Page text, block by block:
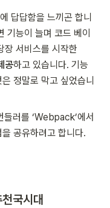
답답함을 느끼곤 합니
기능이 늘며 코드 베이
장 서비스를 시작한
공하고 있습니다. 기능
정말로 막고 싶었습니
러를 ‘Webpack’에서
공유하려고 합니다.
국시대